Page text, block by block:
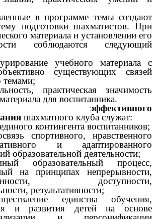
в программе темы создают
подготовки шахматистов. При
материала и установлении его
соблюдаются следующий
учебного материала с
существующих связей
темами;
практическая значимость
для воспитанника.
эффективного
шахматного клуба служат:
контингента воспитанников;
спортивного, нравственного
и адаптированного
образовательной деятельности;
образовательный процесс,
на принципах непрерывности,
доступности,
результативности;
единства обучения,
и развития детей на основе